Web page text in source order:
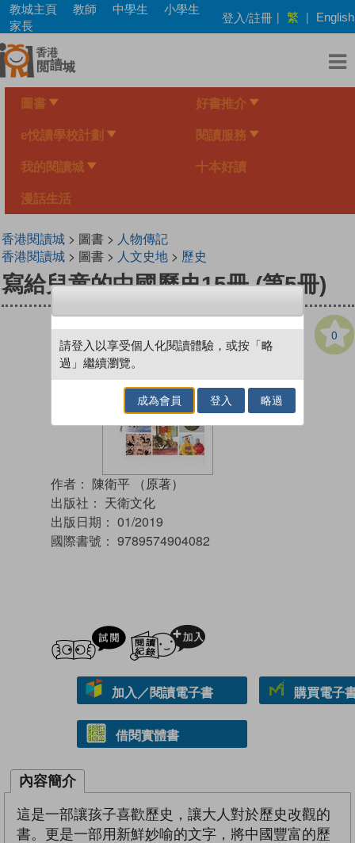
Skip
main
content
教城主頁 教師 中學生
小學生
家長
登入/註冊 | 繁 | English
圖書 好書推介
e悅讀學校計劃 閱讀服務
我的閱讀城 十本好讀
漫話生活
香港閱讀城> 圖書 > 人物傳記
香港閱讀城> 圖書 > 人文史地> 歷史
寫給兒童的中國歷史15冊 (第5冊)
0
作者： 陳衛平 （原著）
出版社： 天衛文化
出版日期： 01/2019
國際書號： 9789574904082
試閲
加入／閱讀電子書 購買電子
借閱實體書
內容簡介
這是一部讓孩子喜歡歷史，讓大人對於歷史改觀的
書。更是一部用新鮮妙喻的文字，將中國豐富的歷
請登入以享受個人化閱讀體驗，或按「略
過」繼續瀏覽。
成為會員 登入 略過